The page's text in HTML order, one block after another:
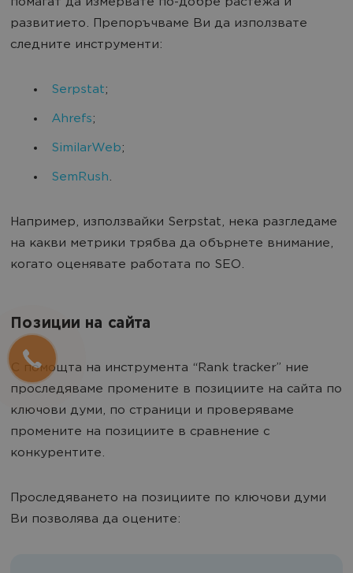
помагат да измервате по-добре растежа и
развитието. Препоръчваме Ви да използвате
следните инструменти:
Serpstat;
Ahrefs;
SimilarWeb;
SemRush.
Например, използвайки Serpstat, нека разгледаме
на какви метрики трябва да обърнете внимание,
когато оценявате работата по SEO.
Позиции на сайта
С помощта на инструмента “Rank tracker” ние
проследяваме промените в позициите на сайта по
ключови думи, по страници и проверяваме
промените на позициите в сравнение с
конкурентите.
Проследяването на позициите по ключови думи
Ви позволява да оцените: